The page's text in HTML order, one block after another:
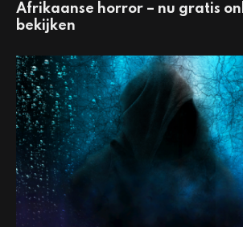
Afrikaanse horror – nu gratis
bekijken